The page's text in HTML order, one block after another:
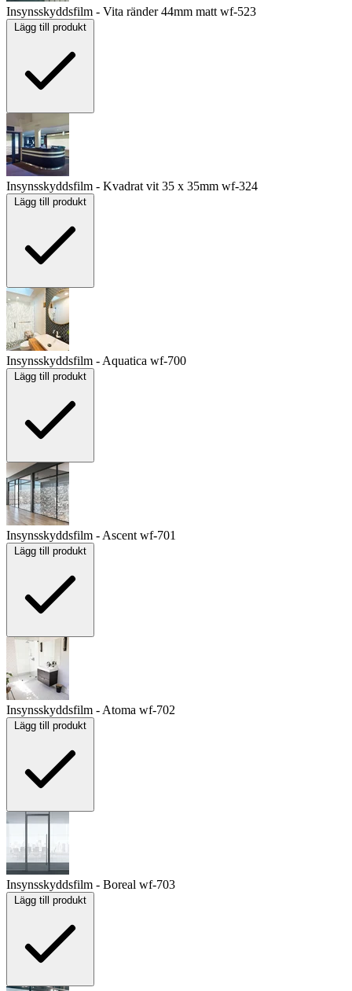
Insynsskyddsfilm - Vita ränder 44mm mattwf-523
Lägg till produkt
Insynsskyddsfilm - Kvadrat vit 35 x 35mm wf-324
Lägg till produkt
Insynsskyddsfilm - Aquatica wf-700
Lägg till produkt
Insynsskyddsfilm - Ascentwf-701
Lägg till produkt
Insynsskyddsfilm - Atoma wf-702
Lägg till produkt
Insynsskyddsfilm - Boreal wf-703
Lägg till produkt